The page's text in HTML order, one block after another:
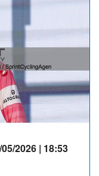
05/2026 | 18:53